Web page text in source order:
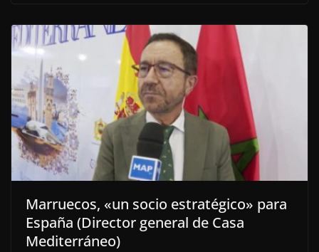
Marruecos, «un socio estratégico» para
España (Director general de Casa
Mediterráneo)